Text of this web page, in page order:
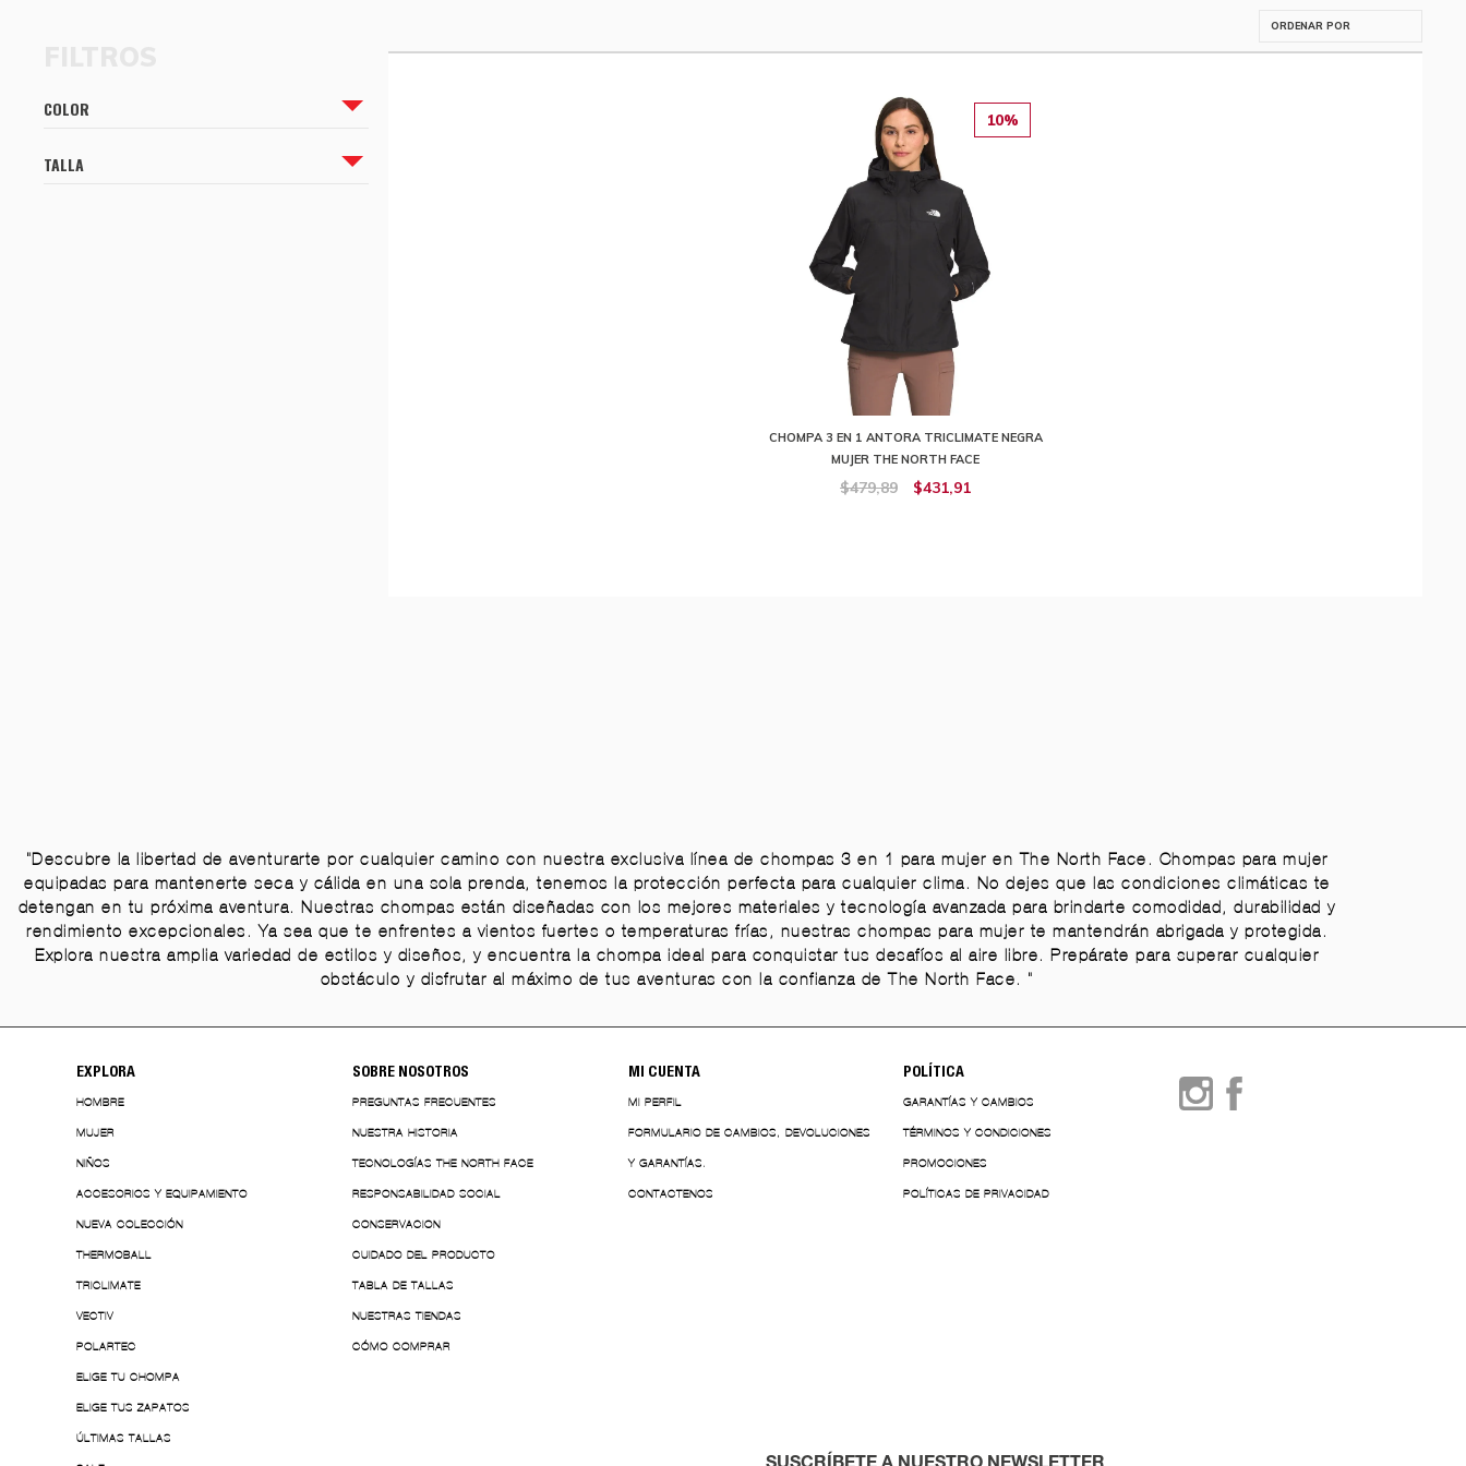
COLOR
TALLA
10%
CHOMPA 3 EN 1 ANTORA TRICLIMATE NEGRA
MUJER THE NORTH FACE
$479,89 $431,91
"Descubre la libertad de aventurarte por cualquier camino con nuestra exclusiva línea de chompas 3 en 1 para mujer en The North Face. Chompas para mujer
equipadas para mantenerte seca y cálida en una sola prenda, tenemos la protección perfecta para cualquier clima. No dejes que las condiciones climáticas te
detengan en tu próxima aventura. Nuestras chompas están diseñadas con los mejores materiales y tecnología avanzada para brindarte comodidad, durabilidad y
rendimiento excepcionales. Ya sea que te enfrentes a vientos fuertes o temperaturas frías, nuestras chompas para mujer te mantendrán abrigada y protegida.
Explora nuestra amplia variedad de estilos y diseños, y encuentra la chompa ideal para conquistar tus desafíos al aire libre. Prepárate para superar cualquier
obstáculo y disfrutar al máximo de tus aventuras con la confianza de The North Face. "
EXPLORA
HOMBRE
MUJER
NIÑOS
ACCESORIOS Y EQUIPAMIENTO
NUEVA COLECCIÓN
THERMOBALL
TRICLIMATE
VECTIV
POLARTEC
ELIGE TU CHOMPA
ELIGE TUS ZAPATOS
ÚLTIMAS TALLAS
SOBRE NOSOTROS
PREGUNTAS FRECUENTES
NUESTRA HISTORIA
TECNOLOGÍAS THE NORTH FACE
RESPONSABILIDAD SOCIAL
CONSERVACION
CUIDADO DEL PRODUCTO
TABLA DE TALLAS
NUESTRAS TIENDAS
CÓMO COMPRAR
MI CUENTA
MI PERFIL
FORMULARIO DE CAMBIOS, DEVOLUCIONES
Y GARANTÍAS.
CONTACTENOS
POLÍTICA
GARANTÍAS Y CAMBIOS
TÉRMINOS Y CONDICIONES
PROMOCIONES
POLÍTICAS DE PRIVACIDAD